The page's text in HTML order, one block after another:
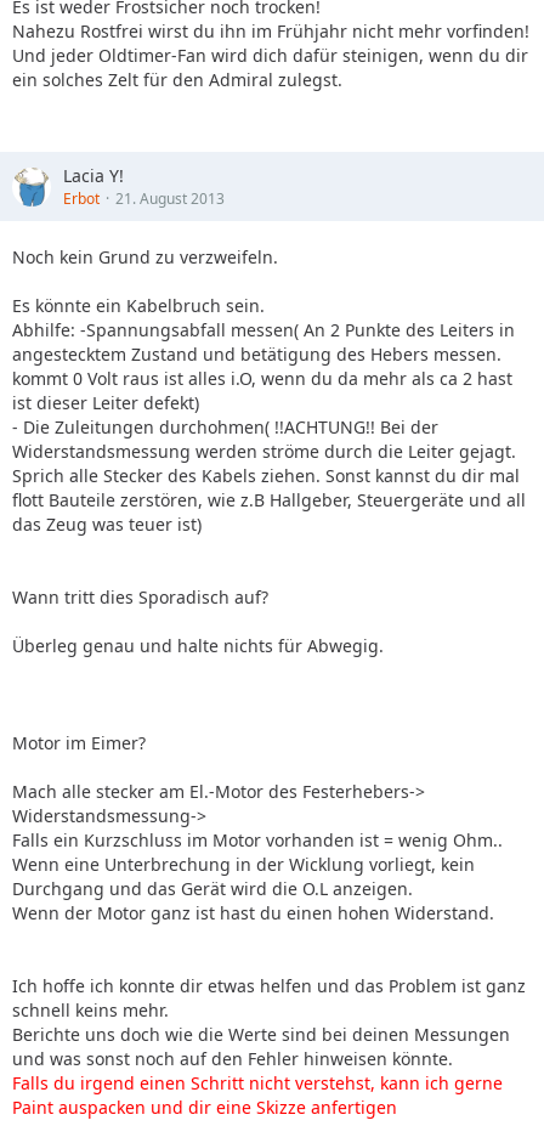
Es ist weder Frostsicher noch trocken!
Nahezu Rostfrei wirst du ihn im Frühjahr nicht mehr vorfinden!
Und jeder Oldtimer-Fan wird dich dafür steinigen, wenn du dir
ein solches Zelt für den Admiral zulegst.
Lacia Y!
Erbot 21. August 2013
Noch kein Grund zu verzweifeln.
Es könnte ein Kabelbruch sein.
Abhilfe: -Spannungsabfall messen( An 2 Punkte des Leiters in
angestecktem Zustand und betätigung des Hebers messen.
kommt 0 Volt raus ist alles i.O, wenn du da mehr als ca 2 hast
ist dieser Leiter defekt)
- Die Zuleitungen durchohmen( !!ACHTUNG!! Bei der
Widerstandsmessung werden ströme durch die Leiter gejagt.
Sprich alle Stecker des Kabels ziehen. Sonst kannst du dir mal
flott Bauteile zerstören, wie z.B Hallgeber, Steuergeräte und all
das Zeug was teuer ist)
Wann tritt dies Sporadisch auf?
Überleg genau und halte nichts für Abwegig.
Motor im Eimer?
Mach alle stecker am El.-Motor des Festerhebers->
Widerstandsmessung->
Falls ein Kurzschluss im Motor vorhanden ist = wenig Ohm..
Wenn eine Unterbrechung in der Wicklung vorliegt, kein
Durchgang und das Gerät wird die O.L anzeigen.
Wenn der Motor ganz ist hast du einen hohen Widerstand.
Ich hoffe ich konnte dir etwas helfen und das Problem ist ganz
schnell keins mehr.
Berichte uns doch wie die Werte sind bei deinen Messungen
und was sonst noch auf den Fehler hinweisen könnte.
Falls du irgend einen Schritt nicht verstehst, kann ich gerne
Paint auspacken und dir eine Skizze anfertigen